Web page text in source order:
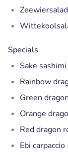
Specials
Sake
Rainbow
Green
Orange
Red dragon
Ebi